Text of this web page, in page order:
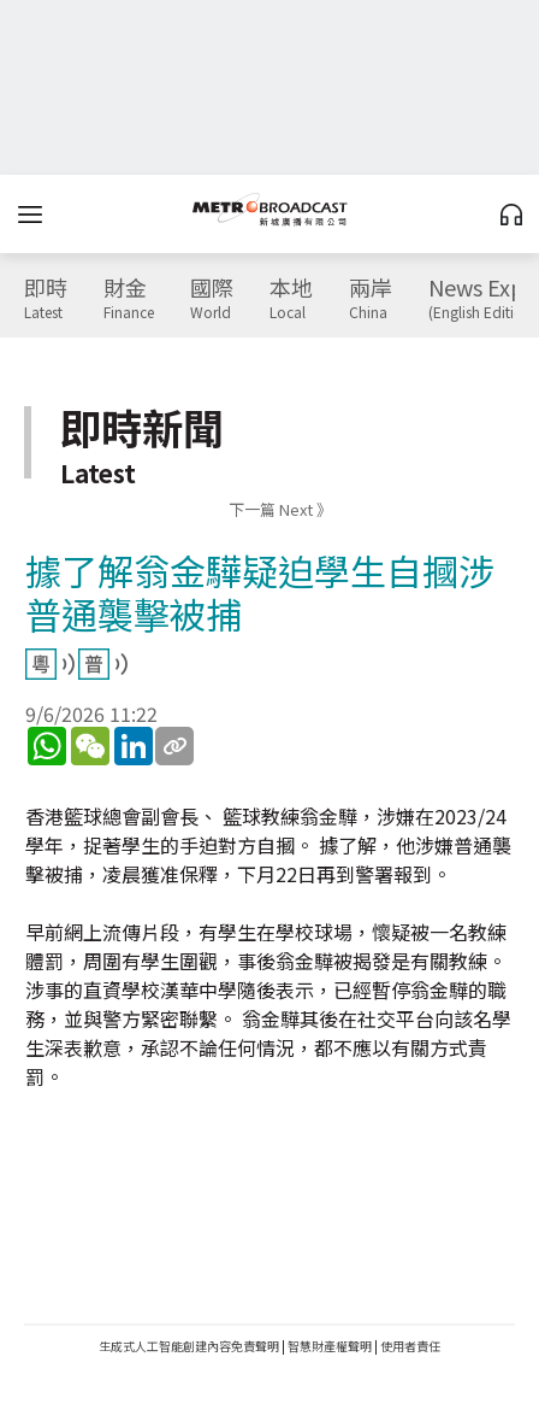
即時
Latest
財金
Finance
國際
World
本地
Local
兩岸
China
News
(English Edition)
即時新聞
Latest
下一篇 Next 》
據了解翁金驊疑迫學生自摑涉
普通襲擊被捕
9/6/2026 11:22
WhatsApp
WeChatLinkedIn
香港籃球總會副會長、 籃球教練翁金驊，涉嫌在2023/24
學年，捉著學生的手迫對方自摑。 據了解，他涉嫌普通襲
擊被捕，凌晨獲准保釋，下月22日再到警署報到。
早前網上流傳片段，有學生在學校球場，懷疑被一名教練
體罰，周圍有學生圍觀，事後翁金驊被揭發是有關教練。
涉事的直資學校漢華中學隨後表示，已經暫停翁金驊的職
務，並與警方緊密聯繫。 翁金驊其後在社交平台向該名學
生深表歉意，承認不論任何情況，都不應以有關方式責
罰。
生成式人工智能創建內容免責聲明 | 智慧財產權聲明 | 使用者責任